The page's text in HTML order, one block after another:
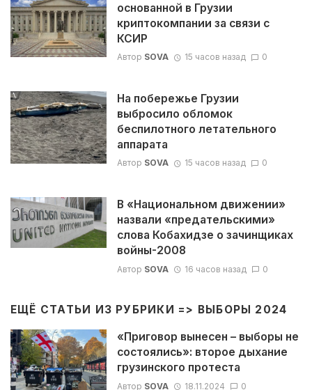
основанной в Грузии
криптокомпании за связи с
КСИР
Автор SOVA 15 часов назад 0
На побережье Грузии
выбросило обломок
беспилотного летательного
аппарата
Автор SOVA 15 часов назад 0
В «Национальном движении»
назвали «предательскими»
слова Кобахидзе о зачинщиках
войны-2008
Автор SOVA 16 часов назад 0
ЕЩЁ СТАТЬИ ИЗ РУБРИКИ => ВЫБОРЫ 2024
«Приговор вынесен – выборы не
состоялись»: второе дыхание
грузинского протеста
Автор SOVA 18.11.2024 0